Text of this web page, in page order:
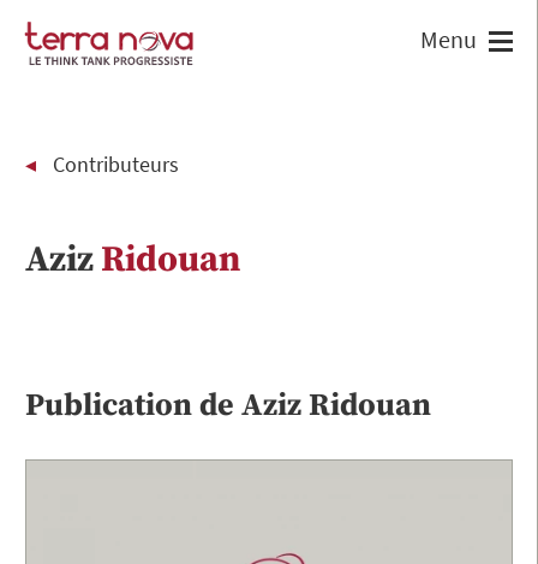
Contributeurs
AzizRidouan
Publication de AzizRidouan